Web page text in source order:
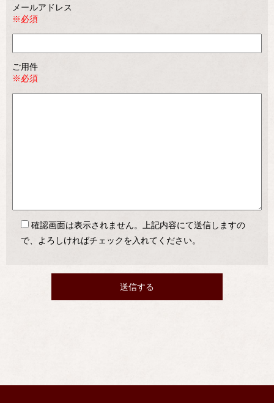
メールアドレス
※必須
ご用件
※必須
確認画面は表示されません。上記内容にて送信しますの
で、よろしければチェックを入れてください。